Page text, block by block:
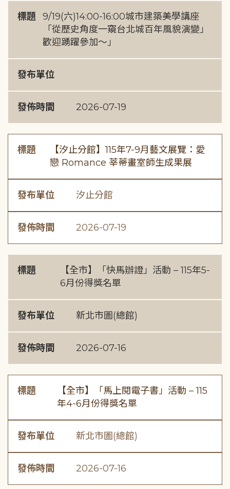
標題 9/19(六)14:00-16:00城市建築美學講座
「從歷史角度一窺台北城百年風貌演變」
歡迎踴躍參加～」
發布單位
發佈時間 2026-07-19
標題
【汐止分館】115年7-9月藝文展覽：愛
戀 Romance 莘蒂畫室師生成果展
發布單位 汐止分館
發佈時間 2026-07-19
標題
【全市】「快馬辦證」活動 – 115年5-
6月份得獎名單
發布單位 新北市圖(總館)
發佈時間 2026-07-16
標題
【全市】「馬上閱電子書」活動 – 115
年4-6月份得獎名單
發布單位 新北市圖(總館)
發佈時間 2026-07-16